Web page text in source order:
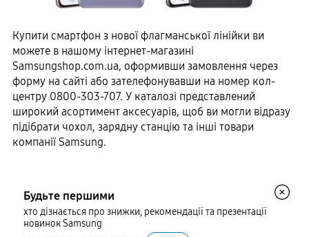
Купити смартфон з нової флагманської лінійки ви
можете в нашому інтернет-магазині
Samsungshop.com.ua, оформивши замовлення через
форму на сайті або зателефонувавши на номер кол-
центру 0800-303-707. У каталозі представлений
широкий асортимент аксесуарів, щоб ви могли відразу
підібрати чохол, зарядну станцію та інші товари
компанії Samsung.
Будьте першими
хто дізнається про знижки, рекомендації та презентації
новинок Samsung